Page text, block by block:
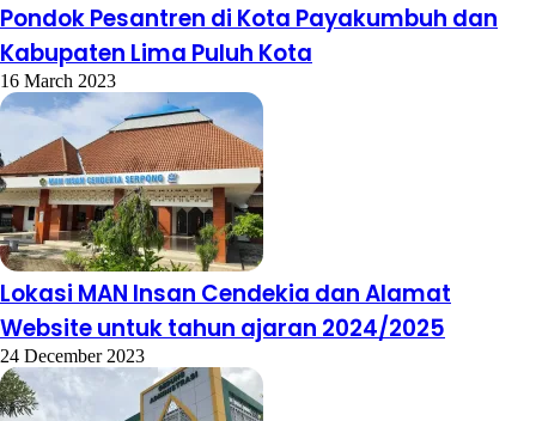
Pondok Pesantren di Kota Payakumbuh dan
Kabupaten Lima Puluh Kota
16 March 2023
Lokasi MAN Insan Cendekia dan Alamat
Website untuk tahun ajaran 2024/2025
24 December 2023